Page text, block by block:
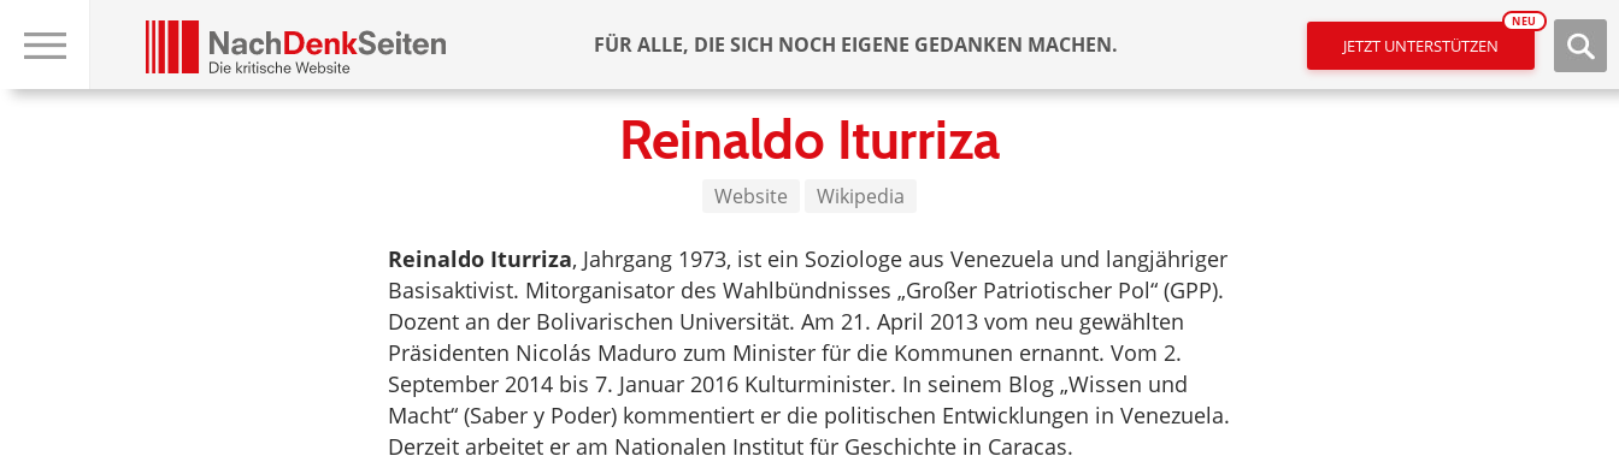
FÜR ALLE, DIE SICH NOCH EIGENE GEDANKEN MACHEN. JETZT UNTERSTÜTZEN
NEU
Reinaldo Iturriza
Website Wikipedia
Reinaldo Iturriza, Jahrgang 1973, ist ein Soziologe aus Venezuela und langjähriger
Basisaktivist. Mitorganisator des Wahlbündnisses „Großer Patriotischer Pol“ (GPP).
Dozent an der Bolivarischen Universität. Am 21. April 2013 vom neu gewählten
Präsidenten Nicolás Maduro zum Minister für die Kommunen ernannt. Vom 2.
September 2014 bis 7. Januar 2016 Kulturminister. In seinem Blog „Wissen und
Macht“ (Saber y Poder) kommentiert er die politischen Entwicklungen in Venezuela.
Derzeit arbeitet er am Nationalen Institut für Geschichte in Caracas.